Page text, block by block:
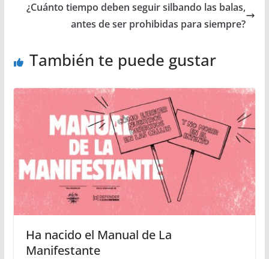
¿Cuánto tiempo deben seguir silbando las balas,
antes de ser prohibidas para siempre?
También te puede gustar
Ha nacido el Manual de La
Manifestante